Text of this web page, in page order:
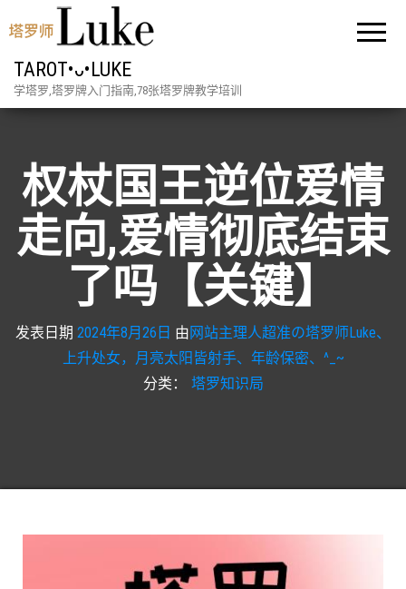
TAROT•ᴗ•LUKE
学塔罗,塔罗牌入门指南,78张塔罗牌教学培训
权杖国王逆位爱情
走向,爱情彻底结束
了吗【关键】
发表日期 2024年8月26日 由网站主理人超准の塔罗师Luke、
上升处女，月亮太阳皆射手、年龄保密、^_~
分类：
塔罗知识局